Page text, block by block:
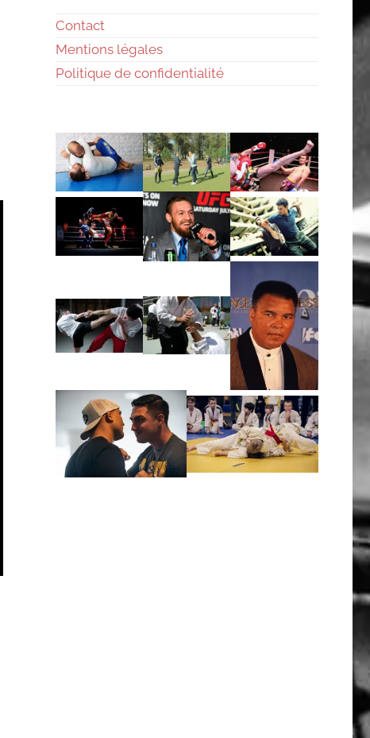
Contact
Mentions légales
Politique de confidentialité